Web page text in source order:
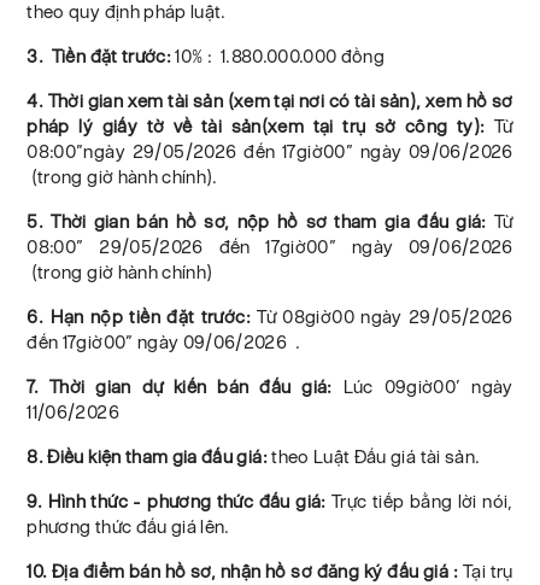
theo quy định pháp luật.
3. Tiền đặt trước:10% : 1.880.000.000 đồng
4. Thời gian xem tài sản (xem tại nơi có tài sản), xem hồ sơ
pháp lý giấy tờ về tài sản(xem tại trụ sở công ty): Từ
08:00”ngày 29/05/2026 đến 17giờ00” ngày 09/06/2026
(trong giờ hành chính).
5. Thời gian bán hồ sơ, nộp hồ sơ tham gia đấu giá: Từ
08:00” 29/05/2026 đến 17giờ00” ngày 09/06/2026
(trong giờ hành chính)
6. Hạn nộp tiền đặt trước:Từ 08giờ00 ngày 29/05/2026
đến 17giờ00” ngày 09/06/2026 .
7. Thời gian dự kiến bán đấu giá: Lúc 09giờ00’ ngày
11/06/2026
8. Điều kiện tham gia đấu giá:theo Luật Đấu giá tài sản.
9. Hình thức - phương thức đấu giá: Trực tiếp bằng lời nói,
phương thức đấu giá lên.
10. Địa điểm bán hồ sơ, nhận hồ sơ đăng ký đấu giá : Tại trụ